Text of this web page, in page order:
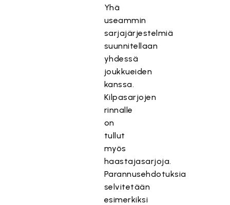
Yhä
useammin
sarjajärjestelmiä
suunnitellaan
yhdessä
joukkueiden
kanssa.
Kilpasarjojen
rinnalle
on
tullut
myös
haastajasarjoja.
Parannusehdotuksia
selvitetään
esimerkiksi